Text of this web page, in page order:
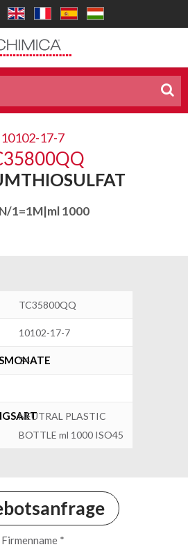
10102-17-7
1=1M|ml 1000
TC35800QQ
10102-17-7
24
NEUTRAL PLASTIC
BOTTLE ml 1000 ISO45
Firmenname *